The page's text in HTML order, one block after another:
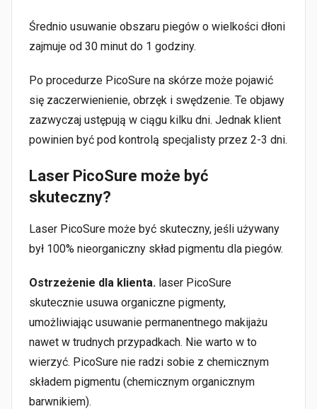
Średnio usuwanie obszaru piegów o wielkości dłoni
zajmuje od 30 minut do 1 godziny.
Po procedurze PicoSure na skórze może pojawić
się zaczerwienienie, obrzęk i swędzenie. Te objawy
zazwyczaj ustępują w ciągu kilku dni. Jednak klient
powinien być pod kontrolą specjalisty przez 2-3 dni.
Laser PicoSure może być
skuteczny?
Laser PicoSure może być skuteczny, jeśli używany
był 100% nieorganiczny skład pigmentu dla piegów.
Ostrzeżenie dla klienta. laser PicoSure
skutecznie usuwa organiczne pigmenty,
umożliwiając usuwanie permanentnego makijażu
nawet w trudnych przypadkach. Nie warto w to
wierzyć. PicoSure nie radzi sobie z chemicznym
składem pigmentu (chemicznym organicznym
barwnikiem).